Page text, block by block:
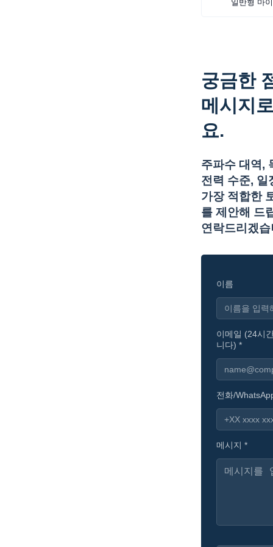
일반형 마
궁금한
메시지
요.
주파수 대역,
전력 수준, 일
가장 적합한
를 제안해 드
연락드리겠
이름
이메일 (24시
니다) *
전화/
메시지 *